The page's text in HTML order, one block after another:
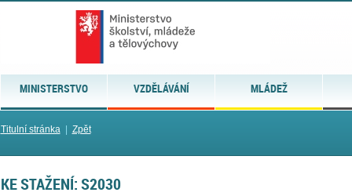
MINISTERSTVO VZDĚLÁVÁNÍ MLÁDEŽ
Titulní stránka| Zpět
KE STAŽENÍ: S2030